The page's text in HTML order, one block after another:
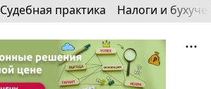
Судебная практика Налоги и